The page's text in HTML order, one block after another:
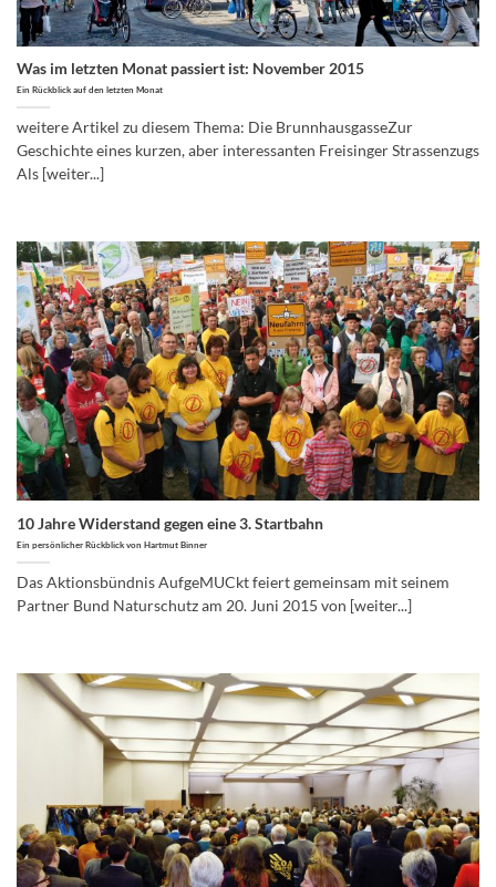
Was im letzten Monat passiert ist: November 2015
Ein Rückblick auf den letzten Monat
weitere Artikel zu diesem Thema: Die BrunnhausgasseZur
Geschichte eines kurzen, aber interessanten Freisinger Strassenzugs
Als [weiter...]
10 Jahre Widerstand gegen eine 3. Startbahn
Ein persönlicher Rückblick von Hartmut Binner
Das Aktionsbündnis AufgeMUCkt feiert gemeinsam mit seinem
Partner Bund Naturschutz am 20. Juni 2015 von [weiter...]